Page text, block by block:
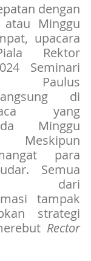
dengan
atau Minggu
upacara
Rektor
Seminari
Paulus
di
yang
Minggu
Meskipun
para
Semua
dari
tampak
strategi
Rector